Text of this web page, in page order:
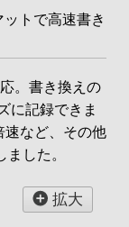
トで高速書き
。書き換えの
に記録できま
速など、その他
した。
拡大